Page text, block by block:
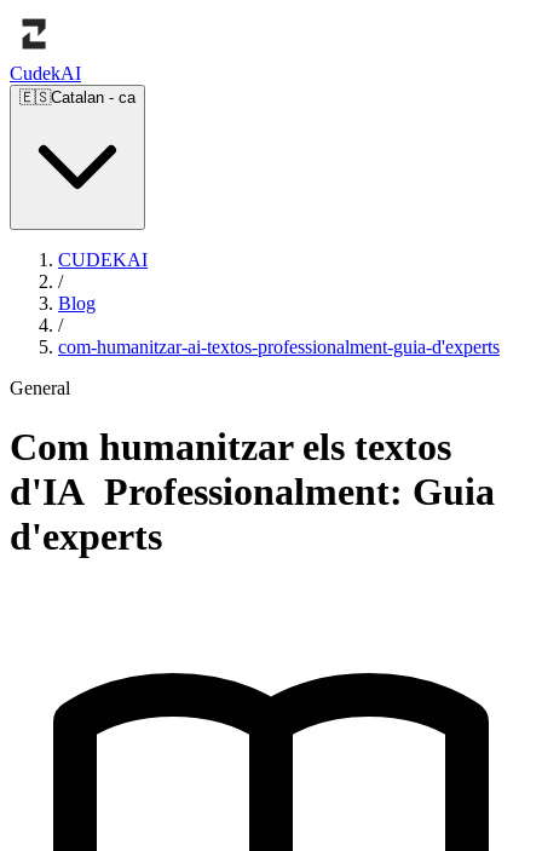
CudekAI
🇪🇸Catalan - ca
CUDEKAI
/
Blog
/
com-humanitzar-ai-textos-professionalment-guia-d'experts
General
Com humanitzar els textos
d'IA Professionalment: Guia
d'experts